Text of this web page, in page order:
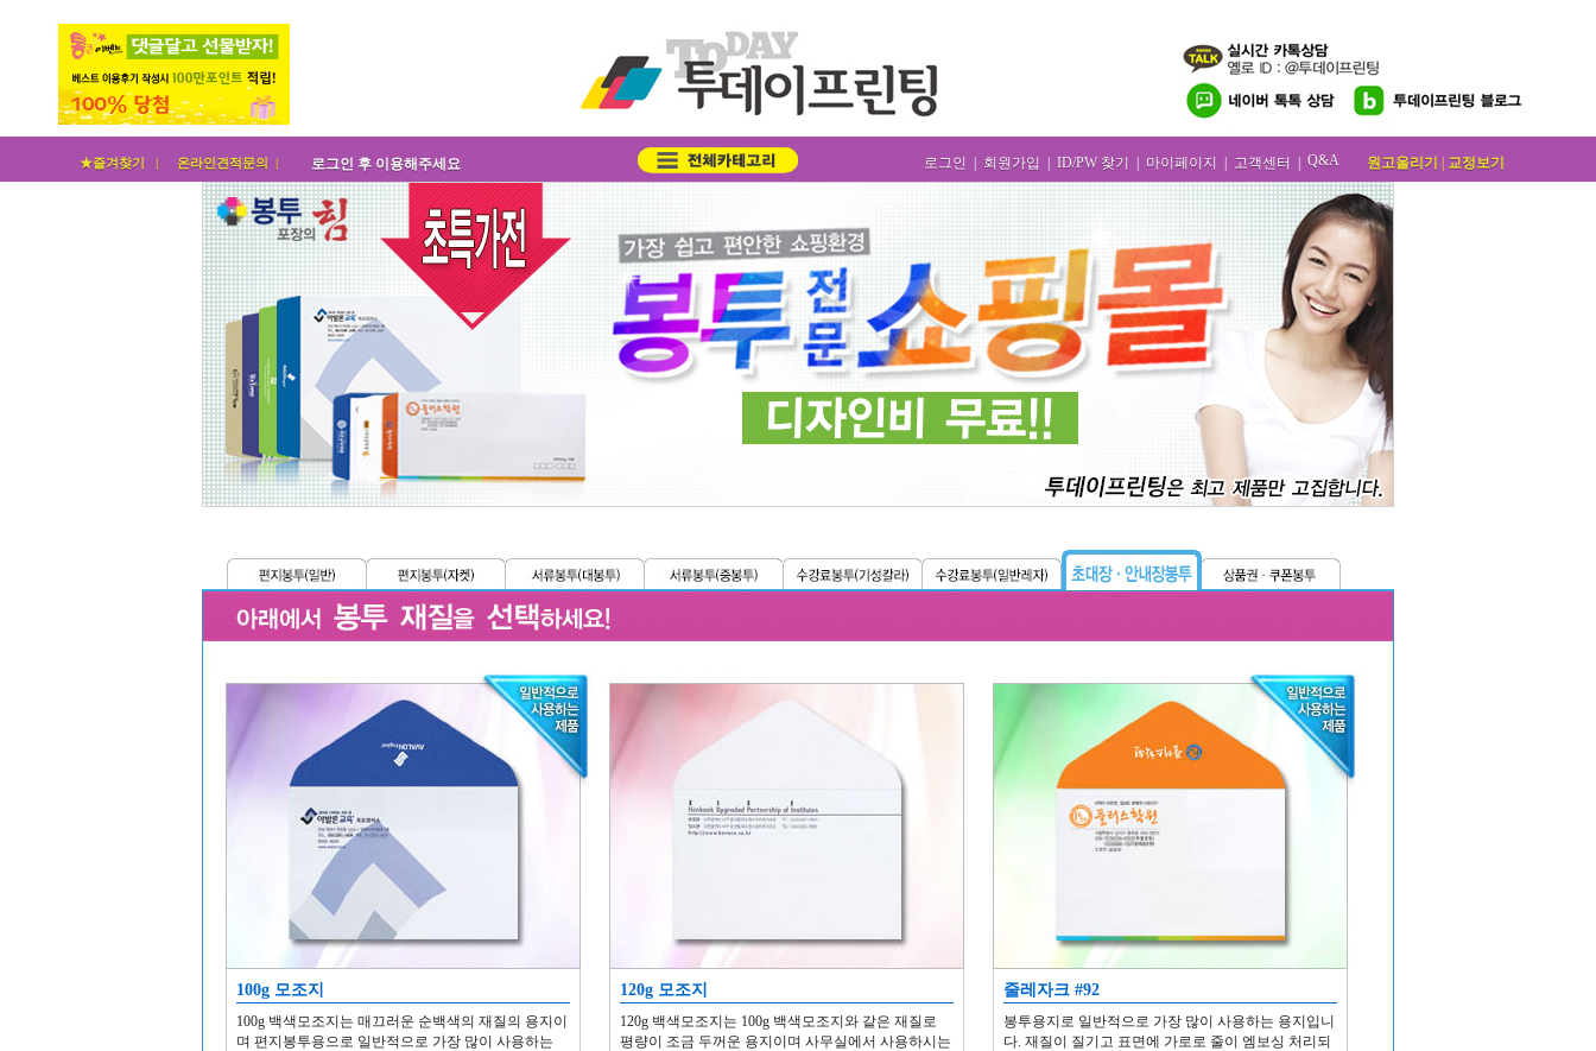
★즐겨찾기 | 온라인견적문의 | 로그인 후 이용해주세요 원고올리기 교정보기
로그인 회원가입 ID/PW 찾기 마이페이지 고객센터 Q&A
100g 모조지
100g 백색모조지는 매끄러운 순백색의 재질의 용지이
며 편지봉투용으로 일반적으로 가장 많이 사용하는
120g 모조지
120g 백색모조지는 100g 백색모조지와 같은 재질로
평량이 조금 두꺼운 용지이며 사무실에서 사용하시는
줄레자크 #92
봉투용지로 일반적으로 가장 많이 사용하는 용지입니
다. 재질이 질기고 표면에 가로로 줄이 엠보싱 처리되